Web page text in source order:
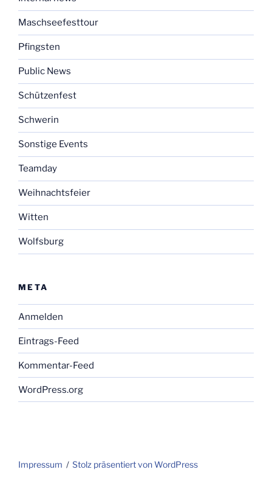
Maschseefesttour
Pfingsten
Public News
Schützenfest
Schwerin
Sonstige Events
Teamday
Weihnachtsfeier
Witten
Wolfsburg
META
Anmelden
Eintrags-Feed
Kommentar-Feed
WordPress.org
Impressum Stolz präsentiert von WordPress